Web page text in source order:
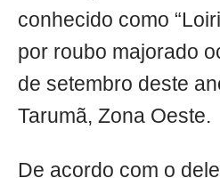
conhecido como
por roubo majorado
de setembro deste
Tarumã, Zona Oeste.
De acordo com o